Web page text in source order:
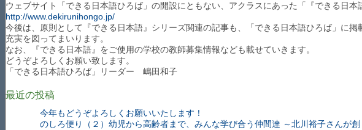
ウェブサイト「できる日本語ひろば」の開設にともない、アクラスにあった「『できる日本
http://www.dekirunihongo.jp/
今後は、原則として『できる日本語』シリーズ関連の記事も、「できる日本語ひろば」に
充実を図ってまいります。
なお、『できる日本語』をご使用の学校の教師募集情報なども載せていきます。
どうぞよろしくお願い致します。
「できる日本語ひろば」リーダー 嶋田和子
最近の投稿
今年もどうぞよろしくお願いいたします！
のしろ便り（２）幼児から高齢者まで、みんな学び合う仲間達 ～北川裕子さんが